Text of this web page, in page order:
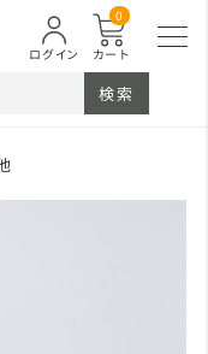
カート
0
ログイン
検索